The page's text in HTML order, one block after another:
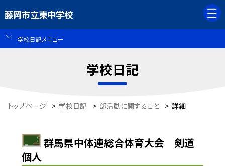
藤岡市立東中学校
学校日記メニュー
学校日記
トップページ > 学校日記 > 部活動に関すること > 詳細
群馬県中体連総合体育大会 剣道
個人